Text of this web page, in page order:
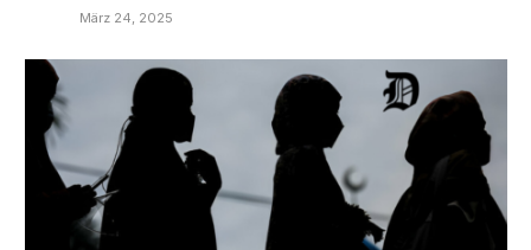
März 24, 2025